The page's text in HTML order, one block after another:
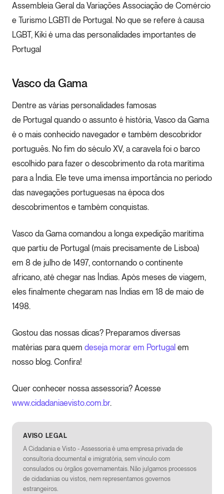
Assembleia Geral da Variações Associação de Comércio
e Turismo LGBTI de Portugal. No que se refere à causa
LGBT, Kiki é uma das personalidades importantes de
Portugal
Vasco da Gama
Dentre as várias personalidades famosas
de Portugal quando o assunto é história, Vasco da Gama
é o mais conhecido navegador e também descobridor
português. No fim do século XV, a caravela foi o barco
escolhido para fazer o descobrimento da rota marítima
para a Índia. Ele teve uma imensa importância no período
das navegações portuguesas na época dos
descobrimentos e também conquistas.
Vasco da Gama comandou a longa expedição marítima
que partiu de Portugal (mais precisamente de Lisboa)
em 8 de julho de 1497, contornando o continente
africano, até chegar nas Índias. Após meses de viagem,
eles finalmente chegaram nas Índias em 18 de maio de
1498.
Gostou das nossas dicas? Preparamos diversas
matérias para quem deseja morar em Portugal em
nosso blog. Confira!
Quer conhecer nossa assessoria? Acesse
www.cidadaniaevisto.com.br.
AVISO LEGAL
A Cidadania e Visto - Assessoria é uma empresa privada de
consultoria documental e imigratória, sem vínculo com
consulados ou órgãos governamentais. Não julgamos processos
de cidadanias ou vistos, nem representamos governos
estrangeiros.